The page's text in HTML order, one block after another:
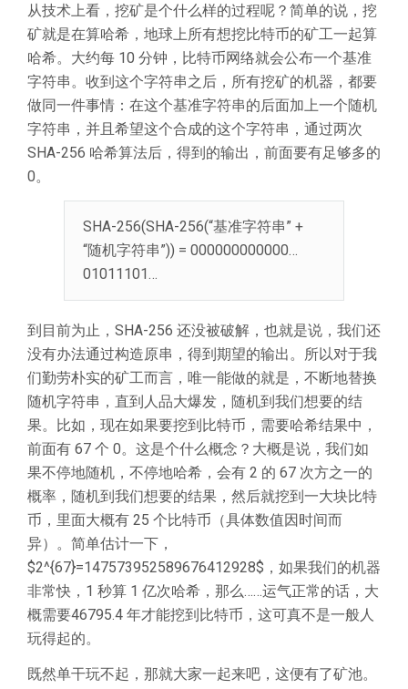
从技术上看，挖矿是个什么样的过程呢？简单的说，挖
矿就是在算哈希，地球上所有想挖比特币的矿工一起算
哈希。大约每 10 分钟，比特币网络就会公布一个基准
字符串。收到这个字符串之后，所有挖矿的机器，都要
做同一件事情：在这个基准字符串的后面加上一个随机
字符串，并且希望这个合成的这个字符串，通过两次
SHA-256 哈希算法后，得到的输出，前面要有足够多的
0。
SHA-256(SHA-256(“基准字符串” +
“随机字符串”)) = 000000000000…
01011101…
到目前为止，SHA-256 还没被破解，也就是说，我们还
没有办法通过构造原串，得到期望的输出。所以对于我
们勤劳朴实的矿工而言，唯一能做的就是，不断地替换
随机字符串，直到人品大爆发，随机到我们想要的结
果。比如，现在如果要挖到比特币，需要哈希结果中，
前面有 67 个 0。这是个什么概念？大概是说，我们如
果不停地随机，不停地哈希，会有 2 的 67 次方之一的
概率，随机到我们想要的结果，然后就挖到一大块比特
币，里面大概有 25 个比特币（具体数值因时间而
异）。简单估计一下，
$2^{67}=147573952589676412928$，如果我们的机器
非常快，1 秒算 1 亿次哈希，那么……运气正常的话，大
概需要46795.4 年才能挖到比特币，这可真不是一般人
玩得起的。
既然单干玩不起，那就大家一起来吧，这便有了矿池。